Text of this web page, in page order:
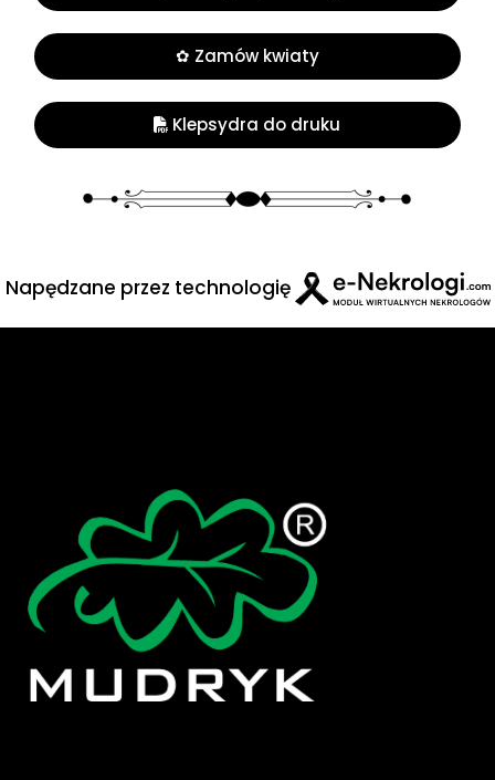
✿ Zamów kwiaty
Klepsydra do druku
Napędzane przez technologię